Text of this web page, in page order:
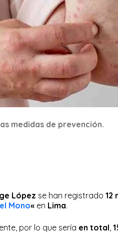
medidas de prevención.
López se han registrado 12
Mono« en Lima.
por lo que sería en total